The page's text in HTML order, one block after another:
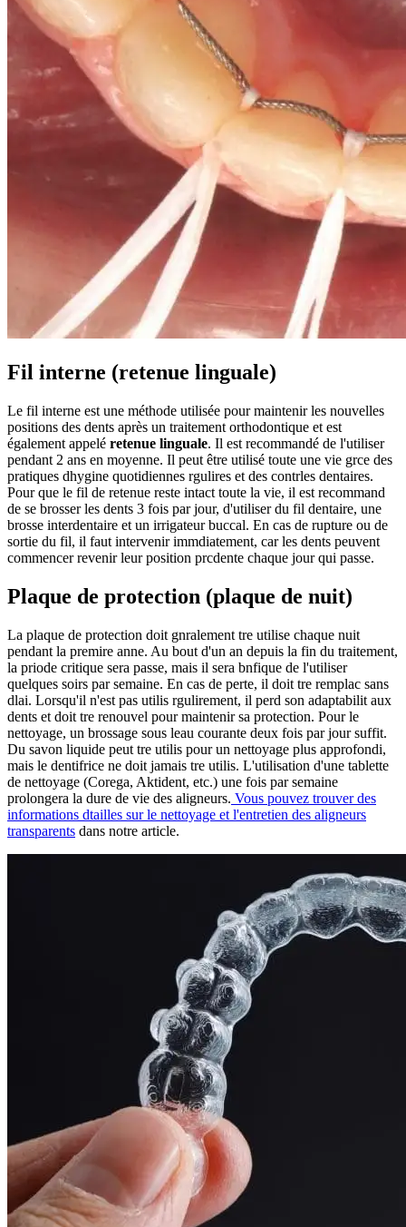
Fil interne (retenue linguale)
Le fil interne est une méthode utilisée pour maintenir les nouvelles
positions des dents après un traitement orthodontique et est
également appelé retenue linguale. Il est recommandé de l'utiliser
pendant 2 ans en moyenne. Il peut être utilisé toute une vie grce des
pratiques dhygine quotidiennes rgulires et des contrles dentaires.
Pour que le fil de retenue reste intact toute la vie, il est recommand
de se brosser les dents 3 fois par jour, d'utiliser du fil dentaire, une
brosse interdentaire et un irrigateur buccal. En cas de rupture ou de
sortie du fil, il faut intervenir immdiatement, car les dents peuvent
commencer revenir leur position prcdente chaque jour qui passe.
Plaque de protection (plaque de nuit)
La plaque de protection doit gnralement tre utilise chaque nuit
pendant la premire anne. Au bout d'un an depuis la fin du traitement,
la priode critique sera passe, mais il sera bnfique de l'utiliser
quelques soirs par semaine. En cas de perte, il doit tre remplac sans
dlai. Lorsqu'il n'est pas utilis rgulirement, il perd son adaptabilit aux
dents et doit tre renouvel pour maintenir sa protection. Pour le
nettoyage, un brossage sous leau courante deux fois par jour suffit.
Du savon liquide peut tre utilis pour un nettoyage plus approfondi,
mais le dentifrice ne doit jamais tre utilis. L'utilisation d'une tablette
de nettoyage (Corega, Aktident, etc.) une fois par semaine
prolongera la dure de vie des aligneurs. Vous pouvez trouver des
informations dtailles sur le nettoyage et l'entretien des aligneurs
transparents dans notre article.